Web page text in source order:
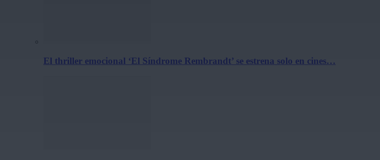
El thriller emocional ‘El Síndrome Rembrandt’ se estrena solo en cines…